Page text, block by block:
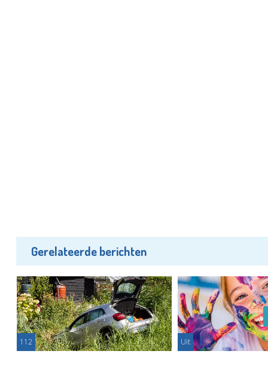
Gerelateerde berichten
112 Uit